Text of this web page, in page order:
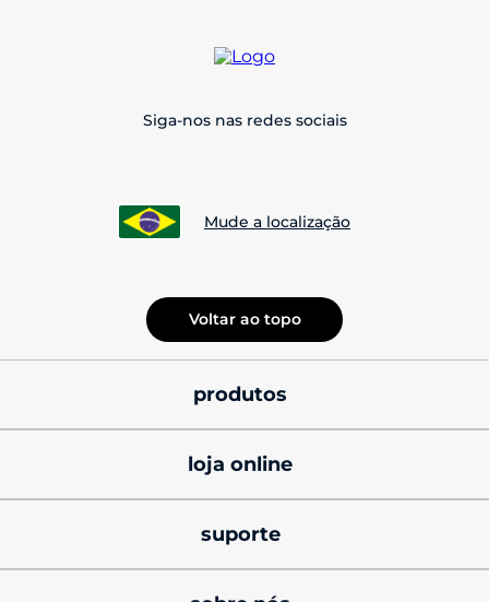
Siga-nos nas redes sociais
Mude a localização
Voltar ao topo
produtos
celulares motorola
signature
celulares motorola razr
loja online
cupons de desconto
suporte